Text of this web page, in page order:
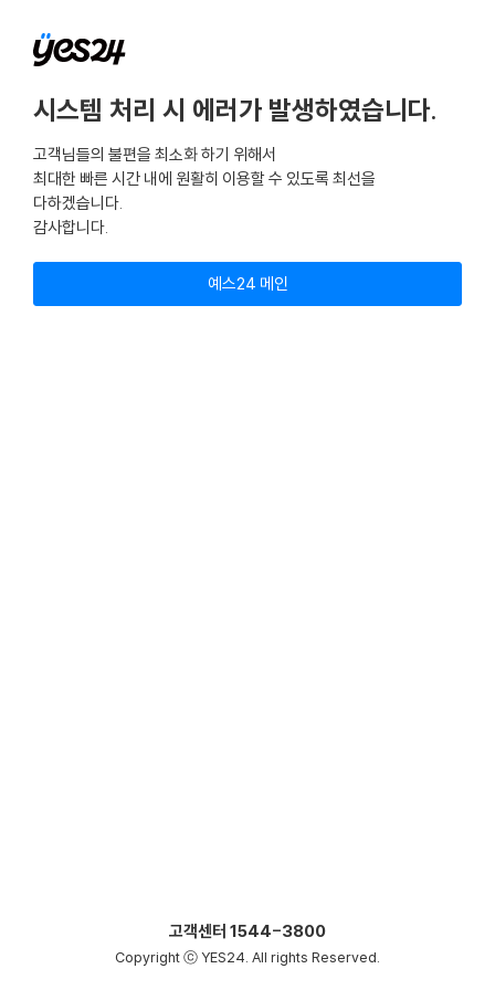
시스템 처리 시 에러가 발생하였습니다.
고객님들의 불편을 최소화 하기 위해서
최대한 빠른 시간 내에 원활히 이용할 수 있도록 최선을
다하겠습니다.
감사합니다.
예스24 메인
고객센터 1544-3800
Copyright ⓒ YES24. All rights Reserved.